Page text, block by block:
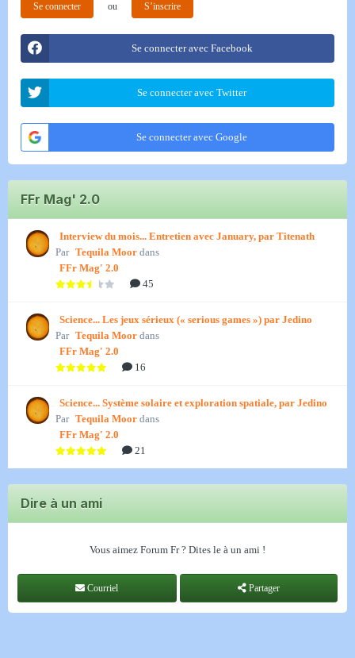
Se connecter ou S’inscrire
Se connecter avec Facebook
Se connecter avec Twitter
Se connecter avec Google
FFr Mag' 2.0
Interview du mois... Entretien avec January, par Titenath
Par Tequila Moor dans
FFr Mag' 2.0
45
Science... Les jeux sérieux (« serious games ») par Jedino
Par Tequila Moor dans
FFr Mag' 2.0
16
Science... Système solaire et exploration spatiale, par Jedino
Par Tequila Moor dans
FFr Mag' 2.0
21
Dire à un ami
Vous aimez Forum Fr ? Dites le à un ami !
Courriel Partager